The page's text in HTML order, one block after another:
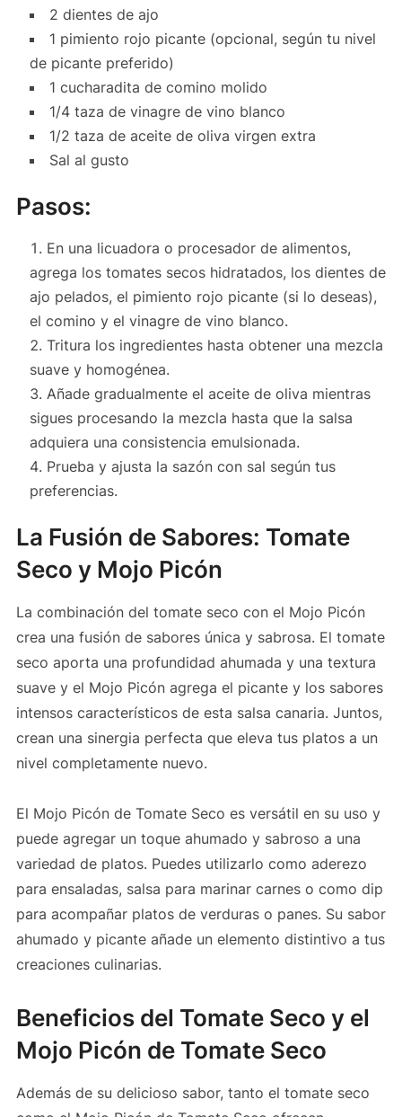
2 dientes de ajo
1 pimiento rojo picante (opcional, según tu nivel
de picante preferido)
1 cucharadita de comino molido
1/4 taza de vinagre de vino blanco
1/2 taza de aceite de oliva virgen extra
Sal al gusto
Pasos:
En una licuadora o procesador de alimentos,
agrega los tomates secos hidratados, los dientes de
ajo pelados, el pimiento rojo picante (si lo deseas),
el comino y el vinagre de vino blanco.
Tritura los ingredientes hasta obtener una mezcla
suave y homogénea.
Añade gradualmente el aceite de oliva mientras
sigues procesando la mezcla hasta que la salsa
adquiera una consistencia emulsionada.
Prueba y ajusta la sazón con sal según tus
preferencias.
La Fusión de Sabores: Tomate
Seco y Mojo Picón
La combinación del tomate seco con el Mojo Picón
crea una fusión de sabores única y sabrosa. El tomate
seco aporta una profundidad ahumada y una textura
suave y el Mojo Picón agrega el picante y los sabores
intensos característicos de esta salsa canaria. Juntos,
crean una sinergia perfecta que eleva tus platos a un
nivel completamente nuevo.
El Mojo Picón de Tomate Seco es versátil en su uso y
puede agregar un toque ahumado y sabroso a una
variedad de platos. Puedes utilizarlo como aderezo
para ensaladas, salsa para marinar carnes o como dip
para acompañar platos de verduras o panes. Su sabor
ahumado y picante añade un elemento distintivo a tus
creaciones culinarias.
Beneficios del Tomate Seco y el
Mojo Picón de Tomate Seco
Además de su delicioso sabor, tanto el tomate seco